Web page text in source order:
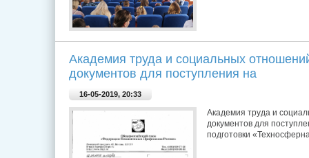
Академия труда и социальных
документов для поступления на
16-05-2019, 20:33
Академия труда и
документов для
подготовки